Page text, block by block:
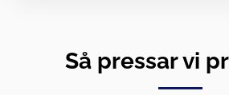
Så pressar vi